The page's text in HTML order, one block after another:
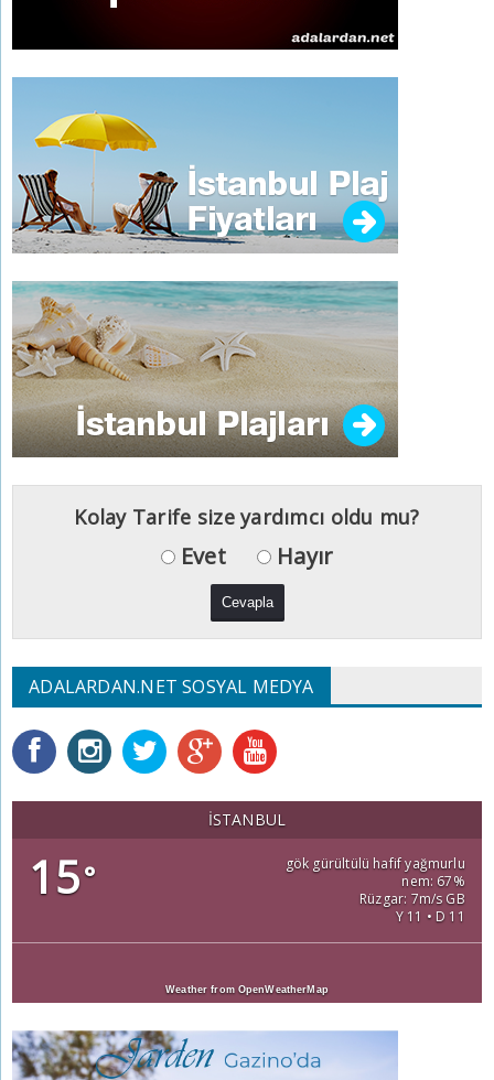
Kolay Tarife size yardımcı oldu mu?
Evet Hayır
ADALARDAN.NET SOSYAL MEDYA
İSTANBUL
15°
gök gürültülü hafif yağmurlu
nem: 67%
Rüzgar: 7m/s GB
Y 11 • D 11
Weather from OpenWeatherMap